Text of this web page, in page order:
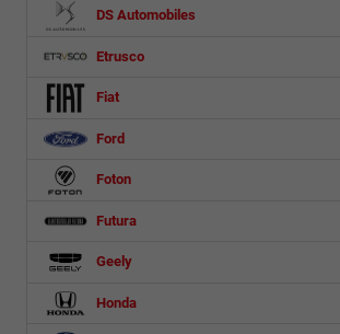
DS Automobiles
Etrusco
Fiat
Ford
Foton
Futura
Geely
Honda